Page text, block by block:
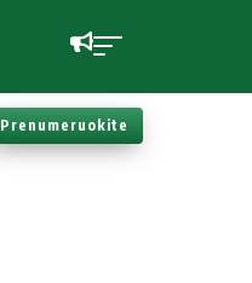
Prenumeruokite